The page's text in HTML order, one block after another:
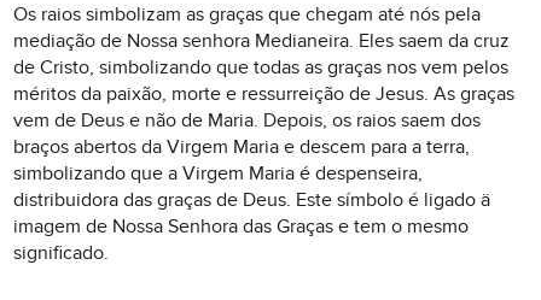
Os raios simbolizam as graças que chegam até nós pela
mediação de Nossa senhora Medianeira. Eles saem da cruz
de Cristo, simbolizando que todas as graças nos vem pelos
méritos da paixão, morte e ressurreição de Jesus. As graças
vem de Deus e não de Maria. Depois, os raios saem dos
braços abertos da Virgem Maria e descem para a terra,
simbolizando que a Virgem Maria é despenseira,
distribuidora das graças de Deus. Este símbolo é ligado ä
imagem de Nossa Senhora das Graças e tem o mesmo
significado.